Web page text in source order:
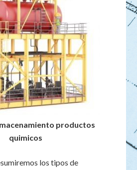
productos
quimicos
los tipos de